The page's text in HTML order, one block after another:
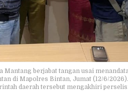
Mantang berjabat tangan usai
di Mapolres Bintan, Jumat (12/6/
daerah tersebut mengakhiri